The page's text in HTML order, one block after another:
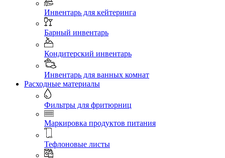
Инвентарь для кейтеринга
Барный инвентарь
Кондитерский инвентарь
Инвентарь для ванных комнат
Расходные материалы
Фильтры для фритюрниц
Маркировка продуктов питания
Тефлоновые листы